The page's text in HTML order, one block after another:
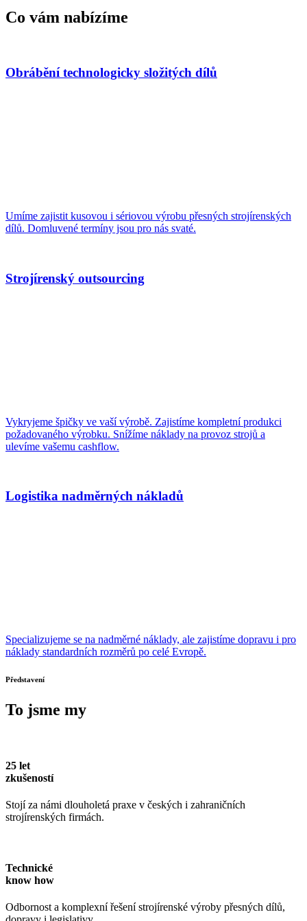
Co vám nabízíme
Obrábění technologicky složitých dílů
Umíme zajistit kusovou i sériovou výrobu přesných strojírenských
dílů. Domluvené termíny jsou pro nás svaté.
Strojírenský outsourcing
Vykryjeme špičky ve vaší výrobě. Zajistíme kompletní produkci
požadovaného výrobku. Snížíme náklady na provoz strojů a
ulevíme vašemu cashflow.
Logistika nadměrných nákladů
Specializujeme se na nadměrné náklady, ale zajistíme dopravu i pro
náklady standardních rozměrů po celé Evropě.
Představení
To jsme my
25 let
zkušeností
Stojí za námi dlouholetá praxe v českých i zahraničních
strojírenských firmách.
Technické
know how
Odbornost a komplexní řešení strojírenské výroby přesných dílů,